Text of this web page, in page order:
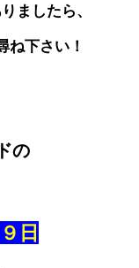
ましたら、
ね下さい！
の
日